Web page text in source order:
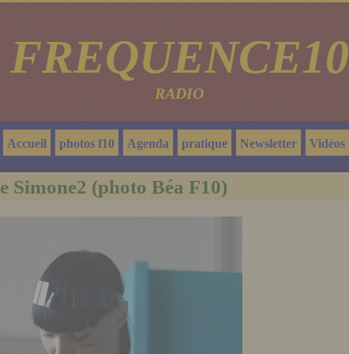
FREQUENCE10
RADIO
Accueil photos f10 Agenda pratique Newsletter Vidéos
Simone2 (photo Béa F10)